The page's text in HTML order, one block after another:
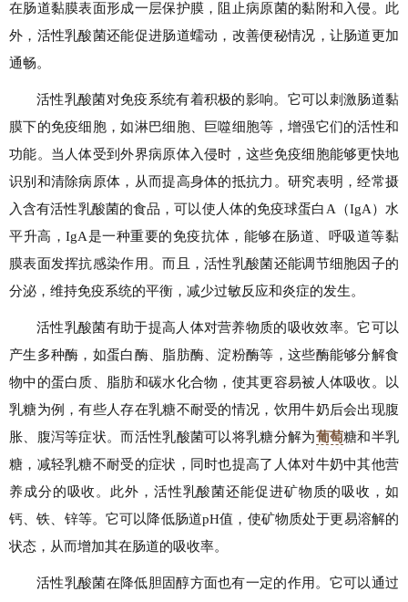
在肠道黏膜表面形成一层保护膜，阻止病原菌的黏附和入侵。此
外，活性乳酸菌还能促进肠道蠕动，改善便秘情况，让肠道更加
通畅。
活性乳酸菌对免疫系统有着积极的影响。它可以刺激肠道黏
膜下的免疫细胞，如淋巴细胞、巨噬细胞等，增强它们的活性和
功能。当人体受到外界病原体入侵时，这些免疫细胞能够更快地
识别和清除病原体，从而提高身体的抵抗力。研究表明，经常摄
入含有活性乳酸菌的食品，可以使人体的免疫球蛋白A（IgA）水
平升高，IgA是一种重要的免疫抗体，能够在肠道、呼吸道等黏
膜表面发挥抗感染作用。而且，活性乳酸菌还能调节细胞因子的
分泌，维持免疫系统的平衡，减少过敏反应和炎症的发生。
活性乳酸菌有助于提高人体对营养物质的吸收效率。它可以
产生多种酶，如蛋白酶、脂肪酶、淀粉酶等，这些酶能够分解食
物中的蛋白质、脂肪和碳水化合物，使其更容易被人体吸收。以
乳糖为例，有些人存在乳糖不耐受的情况，饮用牛奶后会出现腹
胀、腹泻等症状。而活性乳酸菌可以将乳糖分解为葡萄糖和半乳
糖，减轻乳糖不耐受的症状，同时也提高了人体对牛奶中其他营
养成分的吸收。此外，活性乳酸菌还能促进矿物质的吸收，如
钙、铁、锌等。它可以降低肠道pH值，使矿物质处于更易溶解的
状态，从而增加其在肠道的吸收率。
活性乳酸菌在降低胆固醇方面也有一定的作用。它可以通过